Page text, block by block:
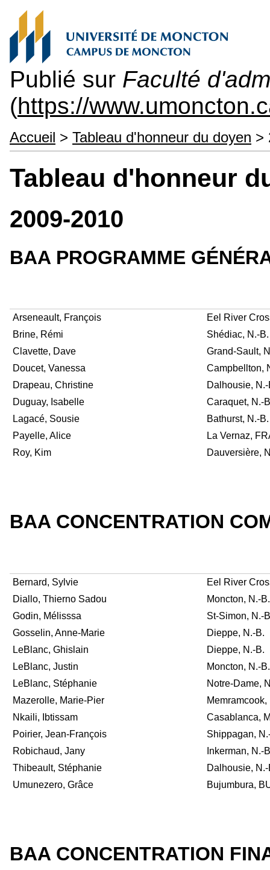
Publié sur Faculté
(https://
Accueil > Tableau d'honneur du doyen >
Tableau d'honneur
2009-2010
BAA PROGRAMME
Arseneault, François
Eel River
Brine, Rémi
Shédiac, N.-B.
Clavette, Dave
Grand-Sault,
Doucet, Vanessa
Campbellton,
Drapeau, Christine
Dalhousie, N.-
Duguay, Isabelle
Caraquet, N.-
Lagacé, Sousie
Bathurst, N.-B.
Payelle, Alice
La Vernaz,
Roy, Kim
Dauversière,
BAA CONCENTRATION
Bernard, Sylvie
Eel River
Diallo, Thierno Sadou
Moncton, N.-B.
Godin, Mélisssa
St-Simon, N.-
Gosselin, Anne-Marie
Dieppe, N.-B.
LeBlanc, Ghislain
Dieppe, N.-B.
LeBlanc, Justin
Moncton, N.-B.
LeBlanc, Stéphanie
Notre-Dame,
Mazerolle, Marie-Pier
Memramcook,
Nkaili, Ibtissam
Casablanca,
Poirier, Jean-François
Shippagan,
Robichaud, Jany
Inkerman, N.-
Thibeault, Stéphanie
Dalhousie, N.-
Umunezero, Grâce
Bujumbura,
BAA CONCENTRATION